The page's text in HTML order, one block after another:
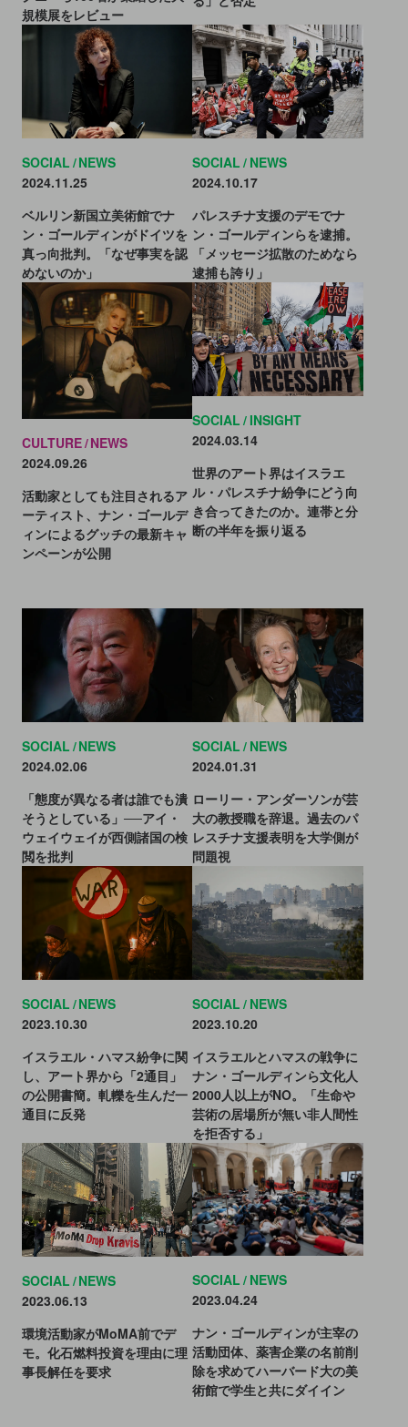
規模展をレビュー
SOCIAL NEWS
2024.11.25
ベルリン新国立美術館でナ
ン・ゴールディンがドイツを
真っ向批判。「なぜ事実を認
めないのか」
SOCIAL NEWS
2024.10.17
パレスチナ支援のデモでナ
ン・ゴールディンらを逮捕。
「メッセージ拡散のためなら
逮捕も誇り」
CULTURE NEWS
2024.09.26
活動家としても注目されるア
ーティスト、ナン・ゴールデ
ィンによるグッチの最新キャ
ンペーンが公開
SOCIAL INSIGHT
2024.03.14
世界のアート界はイスラエ
ル・パレスチナ紛争にどう向
き合ってきたのか。連帯と分
断の半年を振り返る
SOCIAL NEWS
2024.02.06
「態度が異なる者は誰でも潰
そうとしている」──アイ・
ウェイウェイが西側諸国の検
閲を批判
SOCIAL NEWS
2024.01.31
ローリー・アンダーソンが芸
大の教授職を辞退。過去のパ
レスチナ支援表明を大学側が
問題視
SOCIAL NEWS
2023.10.30
イスラエル・ハマス紛争に関
し、アート界から「2通目」
の公開書簡。軋轢を生んだ一
通目に反発
SOCIAL NEWS
2023.10.20
イスラエルとハマスの戦争に
ナン・ゴールディンら文化人
2000人以上がNO。「生命や
芸術の居場所が無い非人間性
を拒否する」
SOCIAL NEWS
2023.06.13
環境活動家がMoMA前でデ
モ。化石燃料投資を理由に理
事長解任を要求
SOCIAL NEWS
2023.04.24
ナン・ゴールディンが主宰の
活動団体、薬害企業の名前削
除を求めてハーバード大の美
術館で学生と共にダイイン